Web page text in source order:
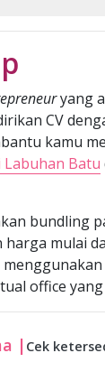
yang
CV
kamu
Labuhan Batu
bundling
harga mulai
office yang
| Cek